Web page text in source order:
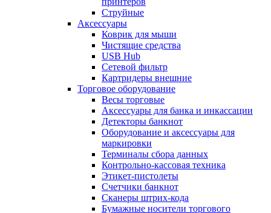
Струйные
Аксессуары
Коврик для мыши
Чистящие средства
USB Hub
Сетевой фильтр
Картридеры внешние
Торговое оборудование
Весы торговые
Аксессуары для банка и инкассации
Детекторы банкнот
Оборудование и аксессуары для
маркировки
Терминалы сбора данных
Контрольно-кассовая техника
Этикет-пистолеты
Счетчики банкнот
Сканеры штрих-кода
Бумажные носители торгового